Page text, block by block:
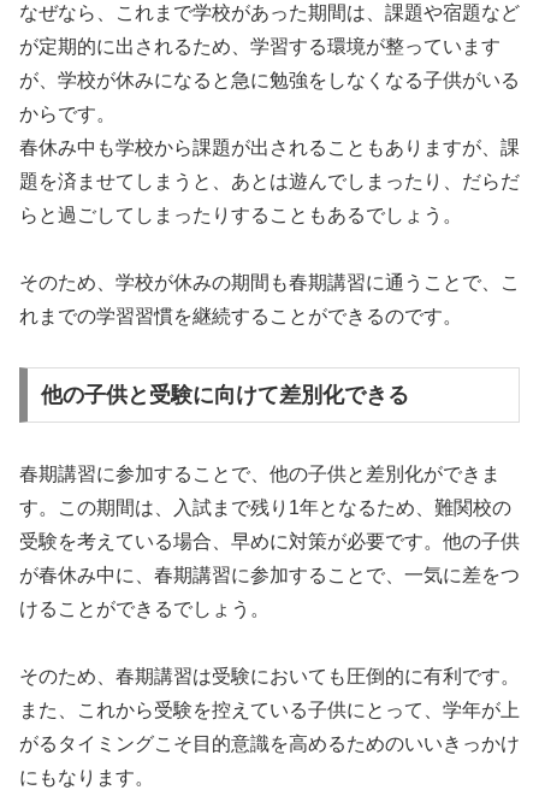
なぜなら、これまで学校があった期間は、課題や宿題など
が定期的に出されるため、学習する環境が整っています
が、学校が休みになると急に勉強をしなくなる子供がいる
からです。
春休み中も学校から課題が出されることもありますが、課
題を済ませてしまうと、あとは遊んでしまったり、だらだ
らと過ごしてしまったりすることもあるでしょう。
そのため、学校が休みの期間も春期講習に通うことで、こ
れまでの学習習慣を継続することができるのです。
他の子供と受験に向けて差別化できる
春期講習に参加することで、他の子供と差別化ができま
す。この期間は、入試まで残り1年となるため、難関校の
受験を考えている場合、早めに対策が必要です。他の子供
が春休み中に、春期講習に参加することで、一気に差をつ
けることができるでしょう。
そのため、春期講習は受験においても圧倒的に有利です。
また、これから受験を控えている子供にとって、学年が上
がるタイミングこそ目的意識を高めるためのいいきっかけ
にもなります。